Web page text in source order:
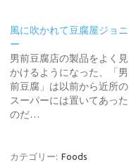
風に吹かれて豆腐屋ジョニ
ー
男前豆腐店の製品をよく見
かけるようになった、「男
前豆腐」は以前から近所の
スーパーには置いてあった
のだ…
カテゴリー: Foods